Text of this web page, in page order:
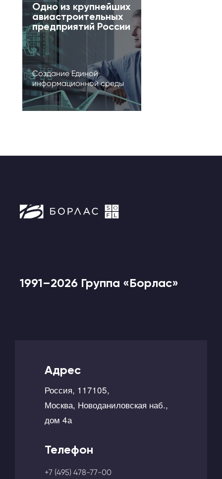
Одно из крупнейших
авиастроительных
предприятий России
Создание Единой
информационной среды
1991–2026 Группа «Борлас»
Адрес
Россия, 117105,
Москва, Новоданиловская наб.,
дом 4а
Телефон
+7 (495) 478-77-00